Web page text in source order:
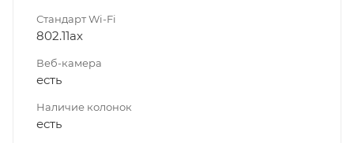
Стандарт Wi-Fi
802.11ах
Веб-камера
есть
Наличие колонок
есть